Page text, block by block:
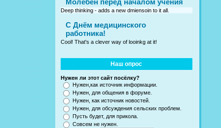
Молебен перед началом учения
Deep thinking - adds a new dmiensoin to it all.
C Днём медицинского
работника!
Cool! That's a clever way of looinkg at it!
Наш опрос
Нужен ли этот сайт посёлку?
Нужен,как источник информации.
Нужен, для общения в форуме.
Нужен, как источник новостей.
Нужен, для обсуждения сельских проблем.
Пусть будет, для прикола.
Совсем не нужен.